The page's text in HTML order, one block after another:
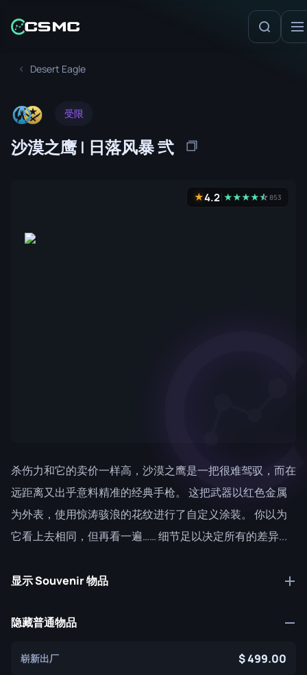
Desert Eagle
受限
沙漠之鹰 | 日落风暴 弐
★4.2 ★★★★★
☆853
杀伤力和它的卖价一样高，沙漠之鹰是一把很难驾驭，而在
远距离又出乎意料精准的经典手枪。 这把武器以红色金属
为外表，使用惊涛骇浪的花纹进行了自定义涂装。 你以为
它看上去相同，但再看一遍…… 细节足以决定所有的差异...
显示 Souvenir 物品
隐藏普通物品
崭新出厂 499.00